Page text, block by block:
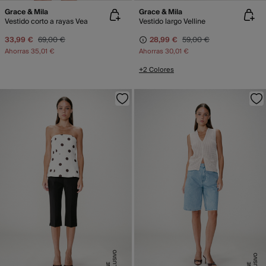
Grace & Mila
Vestido corto a rayas Vea
33,99 € 69,00 €
Ahorras35,01 €
Grace & Mila
Vestido largo Velline
28,99 € 59,00 €
Ahorras30,01 €
+2 Colores